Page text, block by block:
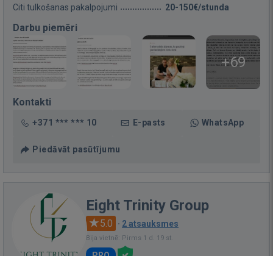
Citi tulkošanas pakalpojumi 20-150€/stunda
Darbu piemēri
+69
Kontakti
+371 *** *** 10 E-pasts WhatsApp
Piedāvāt pasūtījumu
Eight Trinity Group
5.0 · 2 atsauksmes
Bija vietnē: Pirms 1 d. 19 st.